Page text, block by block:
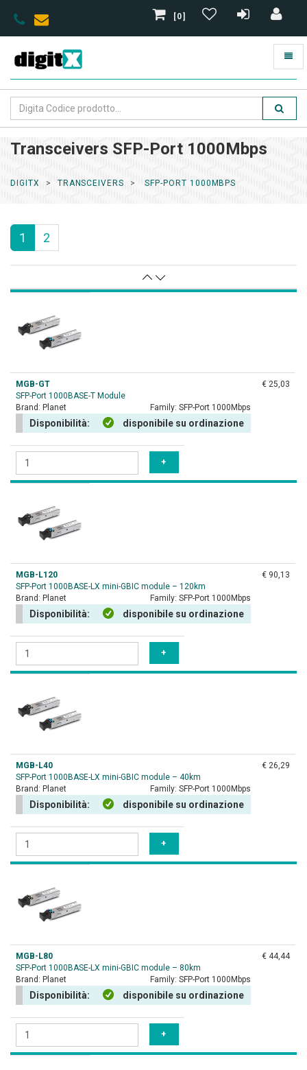
[0]
Transceivers SFP-Port 1000Mbps
DIGITX TRANSCEIVERS SFP-PORT 1000MBPS
1 2
MGB-GT
SFP-Port 1000BASE-T Module
Brand: Planet Family: SFP-Port 1000Mbps
Disponibilità: disponibile su ordinazione
€ 25,03
MGB-L120
SFP-Port 1000BASE-LX mini-GBIC module – 120km
Brand: Planet Family: SFP-Port 1000Mbps
Disponibilità: disponibile su ordinazione
€ 90,13
MGB-L40
SFP-Port 1000BASE-LX mini-GBIC module – 40km
Brand: Planet Family: SFP-Port 1000Mbps
Disponibilità: disponibile su ordinazione
€ 26,29
MGB-L80
SFP-Port 1000BASE-LX mini-GBIC module – 80km
Brand: Planet Family: SFP-Port 1000Mbps
Disponibilità: disponibile su ordinazione
€ 44,44